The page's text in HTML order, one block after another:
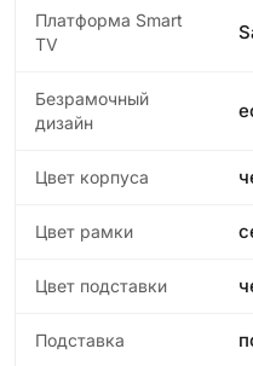
Платформа Smart
TV
Безрамочный
дизайн
Цвет корпуса
Цвет рамки
Цвет подставки
Подставка